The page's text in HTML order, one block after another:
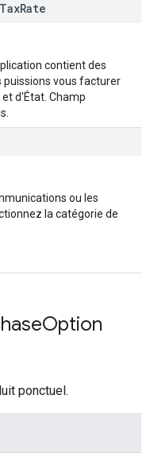
TaxRate
contient des
puissions vous facturer
d'État. Champ
ou les
la catégorie de
Option
ponctuel.